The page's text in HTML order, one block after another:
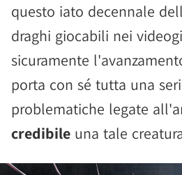
questo iato decennale
draghi giocabili nei
sicuramente
porta con sé tutta una
problematiche legate
credibile una tale